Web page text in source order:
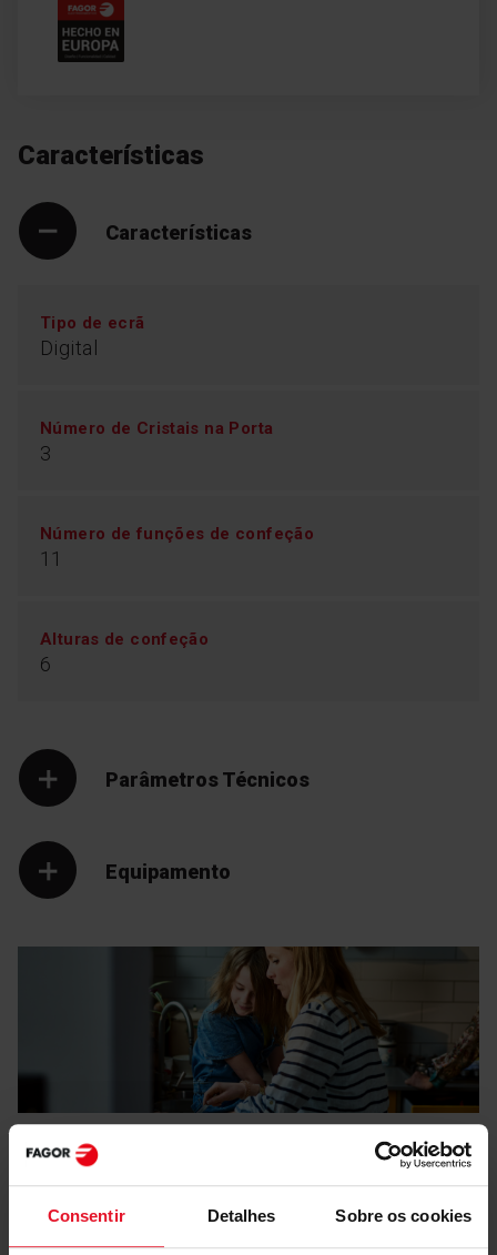
Consentir Detalhes Sobre os cookies
Características
Características
Tipo de ecrã
Digital
Número de Cristais na Porta
3
Número de funções de confeção
11
Alturas de confeção
6
Parâmetros Técnicos
Equipamento
Manuais e Transferências
Rótulo energético